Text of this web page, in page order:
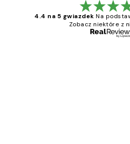
4.4 na 5 gwiazdek Na
Zobacz niektóre z